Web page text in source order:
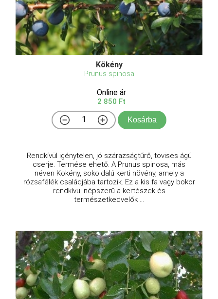
Kökény
Prunus spinosa
Online ár
2 850 Ft
Kosárba
Rendkívül igénytelen, jó szárazságtűrő, tövises ágú
cserje. Termése ehető. A Prunus spinosa, más
néven Kökény, sokoldalú kerti növény, amely a
rózsafélék családjába tartozik. Ez a kis fa vagy bokor
rendkívül népszerű a kertészek és
természetkedvelők ...